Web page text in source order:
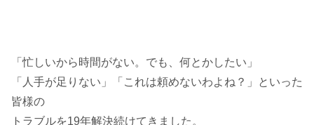
「忙しいから時間がない。でも、何とかしたい」
「人手が足りない」「これは頼めないわよね？」といった
皆様の
トラブルを19年解決続けてきました。